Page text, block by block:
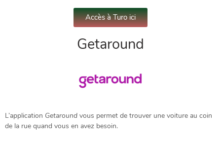
Accès à Turo ici
Getaround
L’application Getaround vous permet de trouver une voiture au coin
de la rue quand vous en avez besoin.